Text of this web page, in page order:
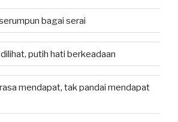
bagai serai
putih hati berkeadaan
mendapat, tak pandai mendapat